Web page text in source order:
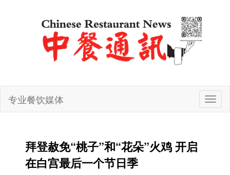
切
换
专业餐饮媒体
拜登赦免“桃子”和“花朵”火鸡 开启
在白宫最后一个节日季